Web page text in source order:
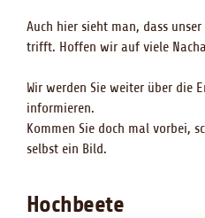
Auch hier sieht man, dass
trifft. Hoffen wir auf viele
Wir werden Sie weiter über die
informieren.
Kommen Sie doch mal vorbei,
selbst ein Bild.
Hochbeete